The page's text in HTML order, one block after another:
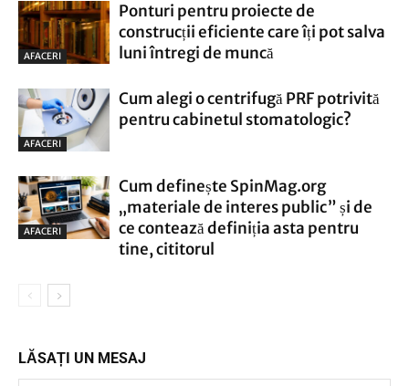
AFACERI
Ponturi pentru proiecte de
construcții eficiente care îți pot salva
luni întregi de muncă
AFACERI
Cum alegi o centrifugă PRF potrivită
pentru cabinetul stomatologic?
AFACERI
Cum definește SpinMag.org
„materiale de interes public” și de
ce contează definiția asta pentru
tine, cititorul
LĂSAȚI UN MESAJ